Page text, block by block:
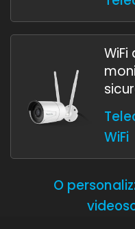
WiFi
O